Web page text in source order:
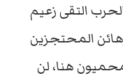
الحرب التقى زعيم
المحتجزين
هنا، لن